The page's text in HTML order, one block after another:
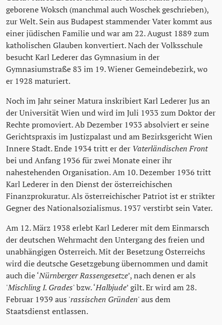
geborene Woksch (manchmal auch Woschek geschrieben),
zur Welt. Sein aus Budapest stammender Vater kommt aus
einer jüdischen Familie und war am 22. August 1889 zum
katholischen Glauben konvertiert. Nach der Volksschule
besucht Karl Lederer das Gymnasium in der
Gymnasiumstraße 83 im 19. Wiener Gemeindebezirk, wo
er 1928 maturiert.
Noch im Jahr seiner Matura inskribiert Karl Lederer Jus an
der Universität Wien und wird im Juli 1933 zum Doktor der
Rechte promoviert. Ab Dezember 1933 absolviert er seine
Gerichtspraxis im Justizpalast und am Bezirksgericht Wien
Innere Stadt. Ende 1934 tritt er der Vaterländischen Front
bei und Anfang 1936 für zwei Monate einer ihr
nahestehenden Organisation. Am 10. Dezember 1936 tritt
Karl Lederer in den Dienst der österreichischen
Finanzprokuratur. Als österreichischer Patriot ist er strikter
Gegner des Nationalsozialismus. 1937 verstirbt sein Vater.
Am 12. März 1938 erlebt Karl Lederer mit dem Einmarsch
der deutschen Wehrmacht den Untergang des freien und
unabhängigen Österreich. Mit der Besetzung Österreichs
wird die deutsche Gesetzgebung übernommen und damit
auch die ‘Nürnberger Rassengesetze’, nach denen er als
'Mischling I. Grades' bzw. ‘Halbjude’ gilt. Er wird am 28.
Februar 1939 aus 'rassischen Gründen' aus dem
Staatsdienst entlassen.